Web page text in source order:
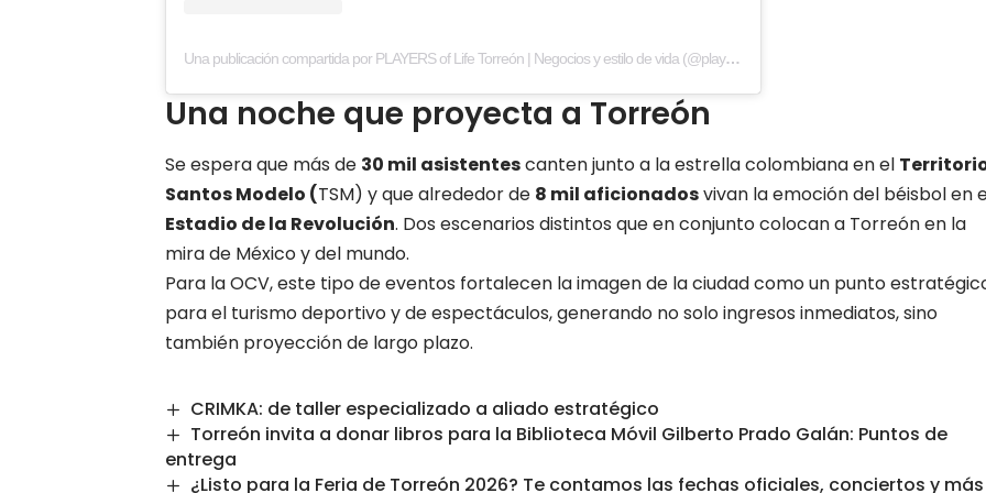
Una publicación compartida por PLAYERS of Life Torreón | Negocios y estilo de vida (@playerstorreon)
Una noche que proyecta a Torreón
Se espera que más de 30 mil asistentescanten junto a la estrella colombiana en el
Santos Modelo (TSM) y que alrededor de 8 mil aficionadosvivan la emoción del béisbol en
Estadio de la Revolución. Dos escenarios distintos que en conjunto colocan a Torreón en la
mira de México y del mundo.
Para la OCV, este tipo de eventos fortalecen la imagen de la ciudad como un punto
para el turismo deportivo y de espectáculos, generando no solo ingresos inmediatos, sino
también proyección de largo plazo.
CRIMKA: de taller especializado a aliado estratégico
Torreón invita a donar libros para la Biblioteca Móvil Gilberto Prado Galán: Puntos de
entrega
¿Listo para la Feria de Torreón 2026? Te contamos las fechas oficiales, conciertos y más